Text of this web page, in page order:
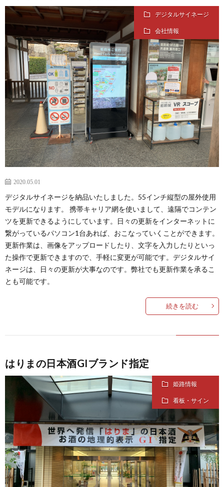
デジタルサイネージ
会社情報
2020.05.01
デジタルサイネージを納品いたしました。55インチ縦型の屋外使用
モデルになります。 携帯キャリア網を使いまして、遠隔でコンテン
ツを更新できるようにしています。日々の更新をインターネットに
繋がっているパソコン1台あれば、おこなっていくことができます。
更新作業は、画像をアップロードしたり、文字を入力したりといっ
た操作で更新できますので、手軽に変更が可能です。デジタルサイ
ネージは、日々の更新が大事なのです。弊社でも更新作業を承るこ
とも可能です。
続きを読む
はりまの日本酒GIブランド指定
姫路情報
看板・サイン